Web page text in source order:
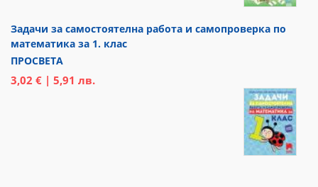
Задачи за самостоятелна работа и самопроверка по
математика за 1. клас
ПРОСВЕТА
3,02 € | 5,91 лв.